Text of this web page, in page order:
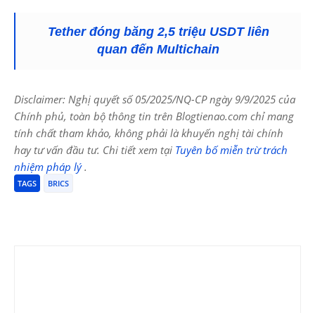
Tether đóng băng 2,5 triệu USDT liên
quan đến Multichain
Disclaimer: Nghị quyết số 05/2025/NQ-CP ngày 9/9/2025 của
Chính phủ, toàn bộ thông tin trên Blogtienao.com chỉ mang
tính chất tham khảo, không phải là khuyến nghị tài chính
hay tư vấn đầu tư. Chi tiết xem tại Tuyên bố miễn trừ trách
nhiệm pháp lý.
TAGS BRICS